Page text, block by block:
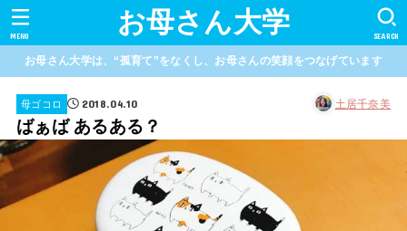
お母さん大学 SEARCH
MENU
お母さん大学は、“孤育て”をなくし、お母さんの笑顔をつなげています
母ゴコロ 2018.04.10 土居千奈美
ばぁば あるある？